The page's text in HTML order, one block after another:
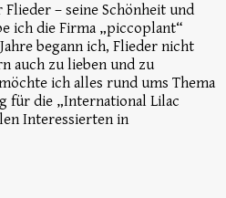
– seine Schönheit und
ich die Firma „piccoplant“
begann ich, Flieder nicht
auch zu lieben und zu
ich alles rund ums Thema
für die „International Lilac
Interessierten in